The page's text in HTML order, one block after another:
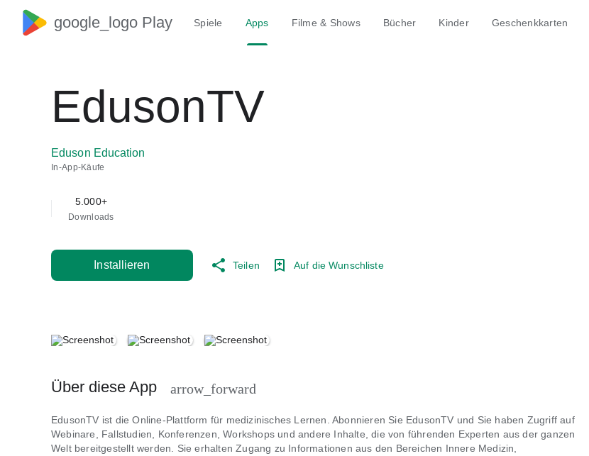
google_logo Play Spiele Apps Filme & Shows Bücher Kinder Geschenkkarten
EdusonTV
Eduson Education
In-App-Käufe
5.000+
Downloads
Installieren Teilen Auf die Wunschliste
Über diese App arrow_forward
EdusonTV ist die Online-Plattform für medizinisches Lernen. Abonnieren Sie EdusonTV und Sie haben Zugriff auf
Webinare, Fallstudien, Konferenzen, Workshops und andere Inhalte, die von führenden Experten aus der ganzen
Welt bereitgestellt werden. Sie erhalten Zugang zu Informationen aus den Bereichen Innere Medizin,